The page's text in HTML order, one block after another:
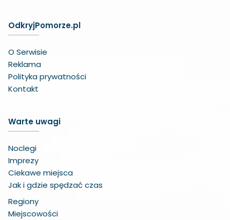
OdkryjPomorze.pl
O Serwisie
Reklama
Polityka prywatności
Kontakt
Warte uwagi
Noclegi
Imprezy
Ciekawe miejsca
Jak i gdzie spędzać czas
Regiony
Miejscowości